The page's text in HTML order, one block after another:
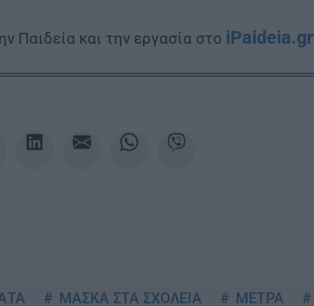
Παιδεία και την εργασία στο iPaideia.gr
ΜΑΣΚΑ ΣΤΑ ΣΧΟΛΕΙΑ ΜΕΤΡΑ